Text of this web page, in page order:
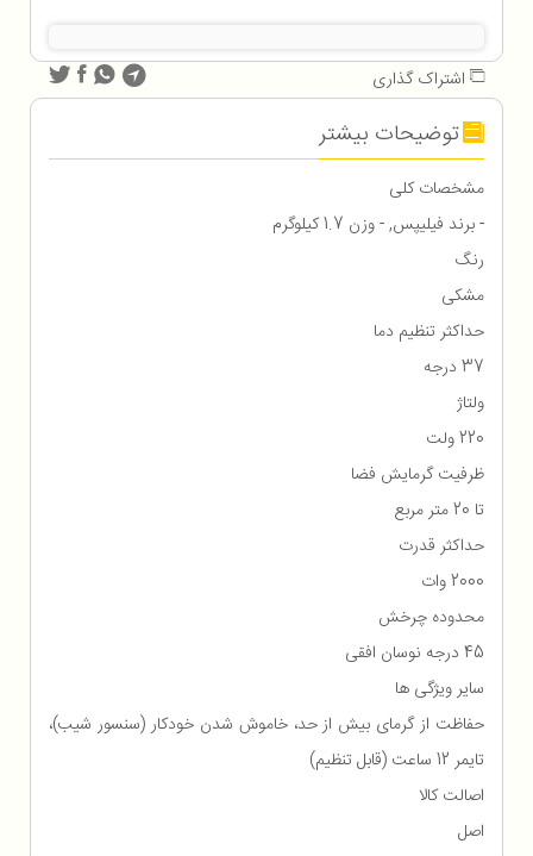
اشتراک گذاری
توضیحات بیشتر
مشخصات کلی
- برند فیلیپس, - وزن 1.7 کیلوگرم
رنگ
مشکی
حداکثر تنظیم دما
37 درجه
ولتاژ
220 ولت
ظرفیت گرمایش فضا
تا 20 متر مربع
حداکثر قدرت
2000 وات
محدوده چرخش
45 درجه نوسان افقی
سایر ویژگی ها
حفاظت از گرمای بیش از حد، خاموش شدن خودکار (سنسور شیب)،
تایمر 12 ساعت (قابل تنظیم)
اصالت کالا
اصل